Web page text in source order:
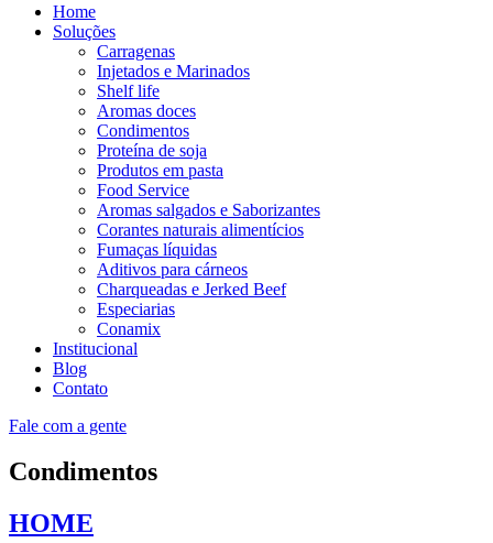
Home
Soluções
Carragenas
Injetados e Marinados
Shelf life
Aromas doces
Condimentos
Proteína de soja
Produtos em pasta
Food Service
Aromas salgados e Saborizantes
Corantes naturais alimentícios
Fumaças líquidas
Aditivos para cárneos
Charqueadas e Jerked Beef
Especiarias
Conamix
Institucional
Blog
Contato
Fale com a gente
Condimentos
HOME